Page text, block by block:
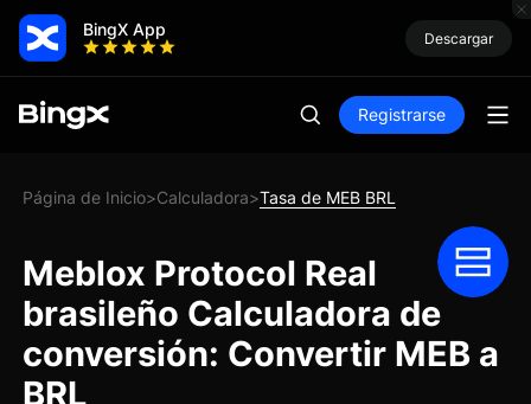
BingX App Descargar
Registrarse
Página de Inicio>Calculadora>Tasa de MEB BRL
Meblox Protocol Real
brasileño Calculadora de
conversión: Convertir MEB a
BRL